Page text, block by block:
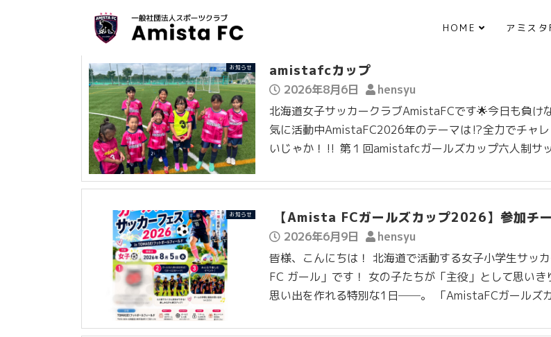
HOME アミスタ
お知らせ amistafcカップ
2026年8月6日
hensyu
北海道女子サッカークラブAmistaFCです🌟今日も負け
気に活動中AmistaFC2026年のテーマは⁉️全力でチャレ
いじゃか！‼️ 第１回amistafcガールズカップ六人制
お知らせ 【Amista FCガールズカップ2026】参加チー
2026年6月9日
hensyu
皆様、こんにちは！ 北海道で活動する女子小学生サッ
FC ガール」です！ 女の子たちが「主役」として思いき
思い出を作れる特別な1日──。 「AmistaFCガールズ